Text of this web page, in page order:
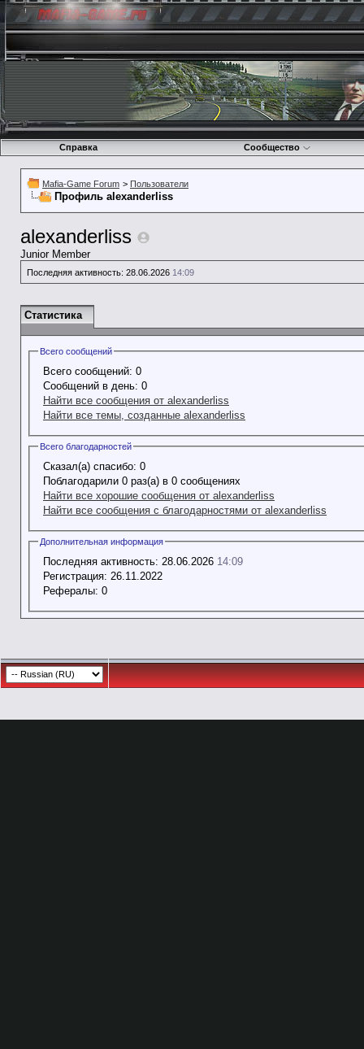
Справка Сообщество
Mafia-Game Forum > Пользователи
Профиль alexanderliss
alexanderliss
Junior Member
Последняя активность: 28.06.2026 14:09
Статистика
Всего сообщений
Всего сообщений: 0
Сообщений в день: 0
Найти все сообщения от alexanderliss
Найти все темы, созданные alexanderliss
Всего благодарностей
Сказал(а) спасибо: 0
Поблагодарили 0 раз(а) в 0 сообщениях
Найти все хорошие сообщения от alexanderliss
Найти все сообщения с благодарностями от alexanderliss
Дополнительная информация
Последняя активность: 28.06.2026 14:09
Регистрация: 26.11.2022
Рефералы: 0